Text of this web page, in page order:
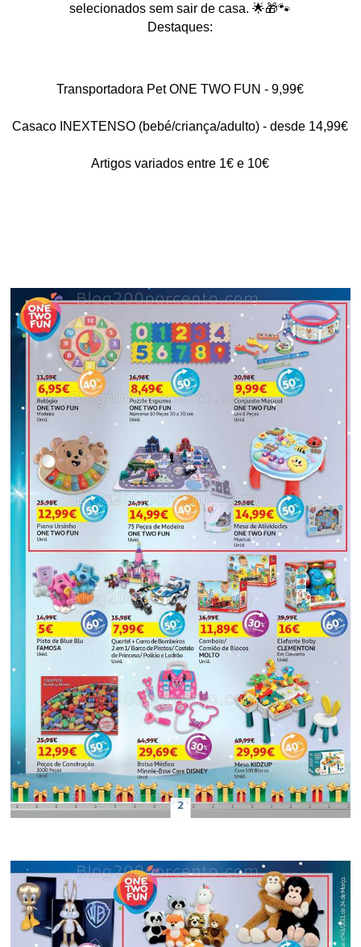
selecionados sem sair de casa. 🌟🎁🐾
Destaques:
Transportadora Pet ONE TWO FUN - 9,99€
Casaco INEXTENSO (bebé/criança/adulto) - desde 14,99€
Artigos variados entre 1€ e 10€